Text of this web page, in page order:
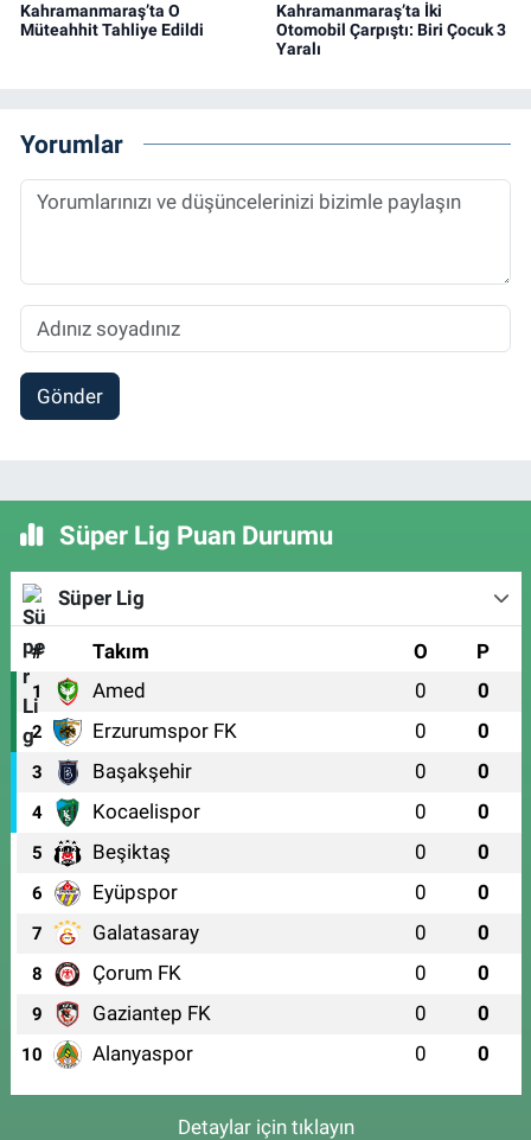
Kahramanmaraş’ta O
Müteahhit Tahliye Edildi
Kahramanmaraş’ta İki
Otomobil Çarpıştı: Biri Çocuk 3
Yaralı
Yorumlar
Gönder
Süper Lig Puan Durumu
Süper Lig
# Takım O P
1 Amed 0 0
2 Erzurumspor FK 0 0
3 Başakşehir 0 0
4 Kocaelispor 0 0
5 Beşiktaş 0 0
6 Eyüpspor 0 0
7 Galatasaray 0 0
8 Çorum FK 0 0
9 Gaziantep FK 0 0
10 Alanyaspor 0 0
Detaylar için tıklayın